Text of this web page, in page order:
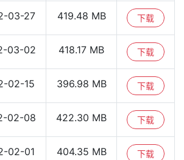
03-27 419.48 MB 下载
03-02 418.17 MB 下载
02-15 396.98 MB 下载
02-08 422.30 MB 下载
02-01 404.35 MB 下载